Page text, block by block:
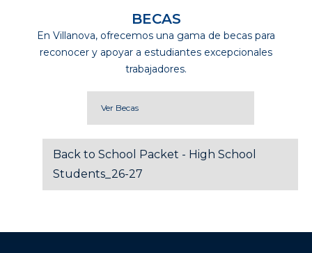
BECAS
En Villanova, ofrecemos una gama de becas para
reconocer y apoyar a estudiantes excepcionales
trabajadores.
Ver Becas
Back to School Packet - High School
Students_26-27